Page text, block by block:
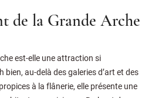
de la Grande Arche
est-elle une attraction si
bien, au-delà des galeries d’art et des
à la flânerie, elle présente une